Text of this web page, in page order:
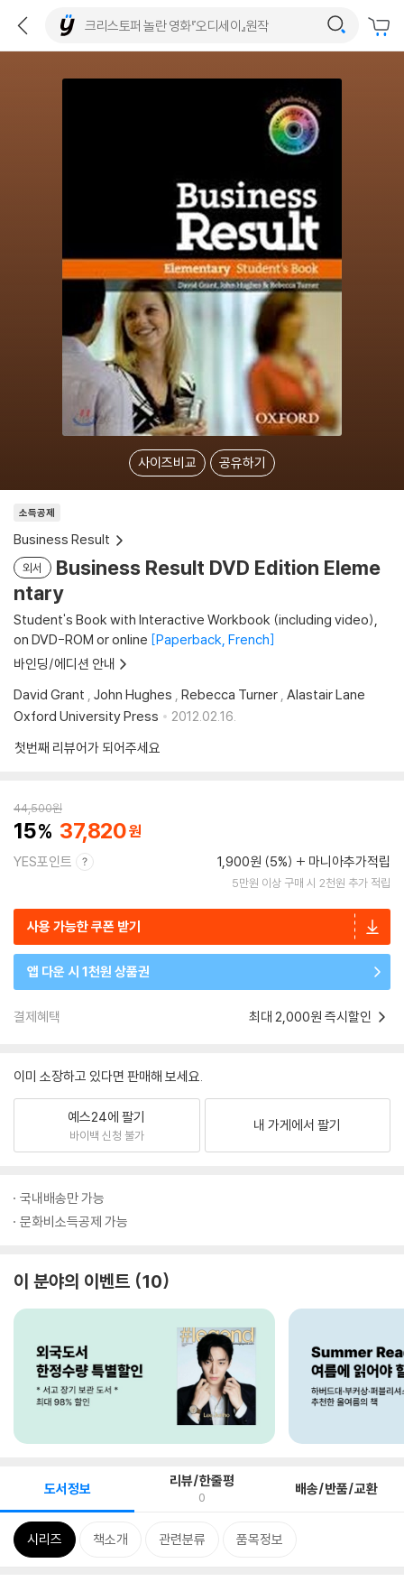
사이즈비교 공유하기
소득공제
Business Result
외서
Business Result DVD Edition Eleme
ntary
Student's Book with Interactive Workbook (including video),
on DVD-ROM or online Paperback, French
바인딩/에디션 안내
David Grant , John Hughes , Rebecca Turner , Alastair Lane
Oxford University Press
2012.02.16.
첫번째 리뷰어가 되어주세요
44,500원
15 37,820
YES포인트 1,900원 (5%) 마니아추가적립
5만원 이상 구매 시 2천원 추가 적립
사용 가능한 쿠폰 받기
앱 다운 시 1천원 상품권
결제혜택 최대 2,000원 즉시할인
이미 소장하고 있다면 판매해 보세요.
예스24에 팔기
바이백 신청 불가
내 가게에서 팔기
국내배송만 가능
문화비소득공제 가능
이 분야의 이벤트 10
도서정보 리뷰/한줄평
0 배송/반품/교환
시리즈 책소개 관련분류 품목정보